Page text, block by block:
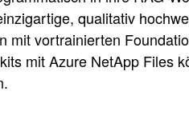
qualitativ
mit vortrainierten
mit Azure NetApp Files